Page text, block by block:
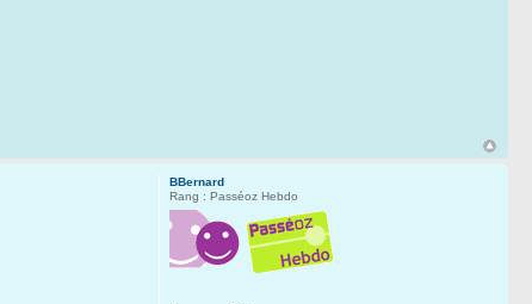
BBernard
Rang : Passéoz Hebdo